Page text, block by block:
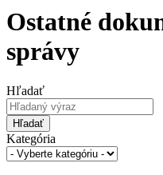
Ostatné
správy
Hľadať
Hľadať
Kategória